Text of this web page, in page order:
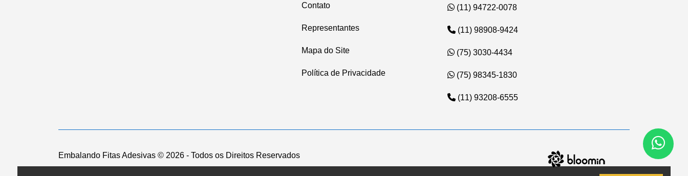
Contato
Representantes
Mapa do Site
Política de Privacidade
(11) 94722-0078
(11) 98908-9424
(75) 3030-4434
(75) 98345-1830
(11) 93208-6555
Embalando Fitas Adesivas © 2026 - Todos os Direitos Reservados